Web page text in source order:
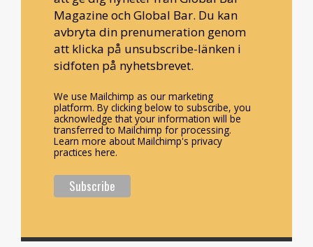
Magazine och Global Bar. Du kan
avbryta din prenumeration genom
att klicka på unsubscribe-länken i
sidfoten på nyhetsbrevet.
We use Mailchimp as our marketing
platform. By clicking below to subscribe, you
acknowledge that your information will be
transferred to Mailchimp for processing.
Learn more about Mailchimp's privacy
practices here.